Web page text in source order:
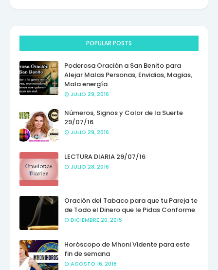
POPULAR POSTS
Poderosa Oración a San Benito para
Alejar Malas Personas, Envidias, Magias,
Mala energía.
JULIO 29, 2016
Números, Signos y Color de la Suerte
29/07/16
JULIO 29, 2016
LECTURA DIARIA 29/07/16
JULIO 28, 2016
Oración del Tabaco para que tu Pareja te
de Todo el Dinero que le Pidas Conforme
DICIEMBRE 20, 2015
Horóscopo de Mhoni Vidente para este
fin de semana
AGOSTO 16, 2018